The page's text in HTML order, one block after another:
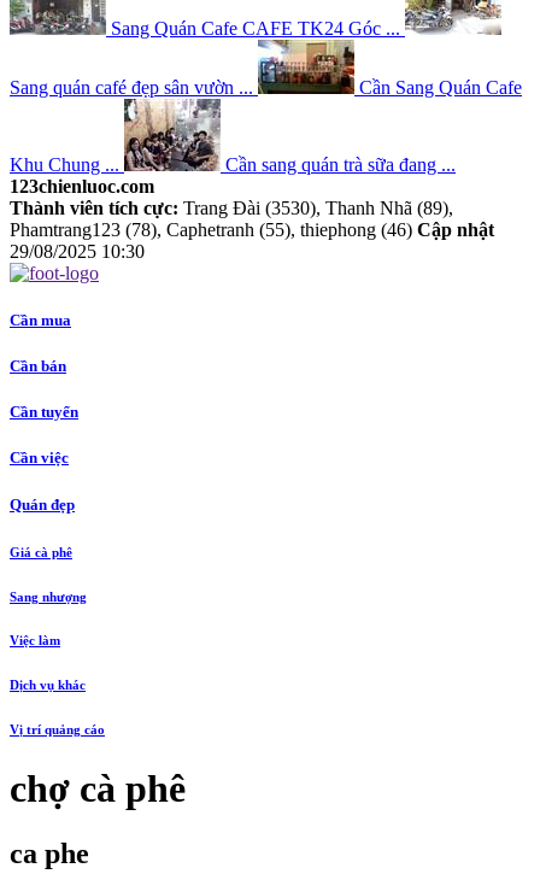
Sang Quán Cafe CAFE TK24 Góc ...
Sang quán café đẹp sân vườn ... Cần Sang Quán Cafe
Khu Chung ...
Cần sang quán trà sữa đang ...
123chienluoc.com
Thành viên tích cực: Trang Đài (3530), Thanh Nhã (89),
Phamtrang123 (78), Caphetranh (55), thiephong (46) Cập nhật
29/08/2025 10:30
Cần mua
Cần bán
Cần tuyển
Cần việc
Quán đẹp
Giá cà phê
Sang nhượng
Việc làm
Dịch vụ khác
Vị trí quảng cáo
chợ cà phê
ca phe